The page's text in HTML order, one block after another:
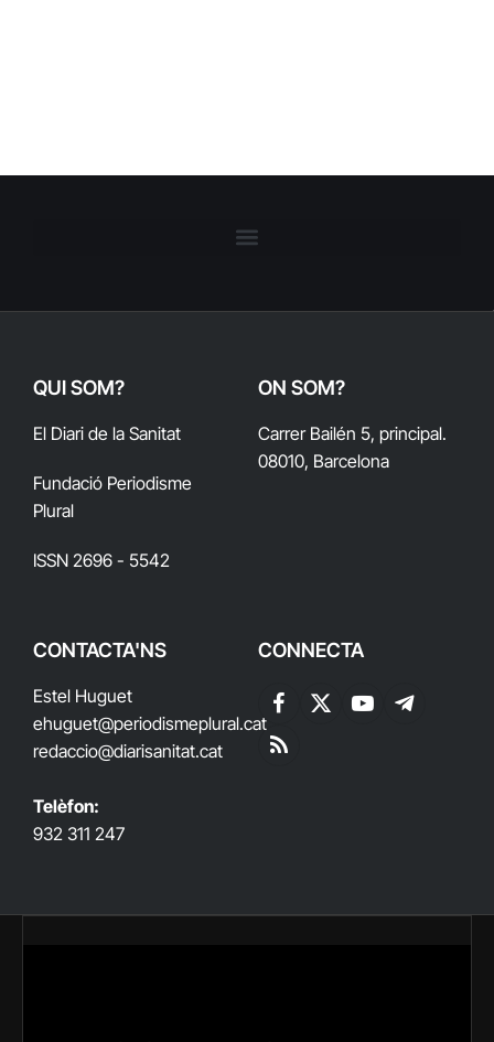
QUI SOM?
El Diari de la Sanitat
Fundació Periodisme
Plural
ISSN 2696 - 5542
ON SOM?
Carrer Bailén 5, principal.
08010, Barcelona
CONTACTA'NS
Estel Huguet
ehuguet@periodismeplural.cat
redaccio@diarisanitat.cat
Telèfon:
932 311 247
CONNECTA
Facebook
X
YouTubeTelegram
RSS